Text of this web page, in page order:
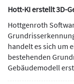
Hott-KI erstellt 3D-
Hottgenroth
handelt es sich um
bestehenden
Gebäudemodell